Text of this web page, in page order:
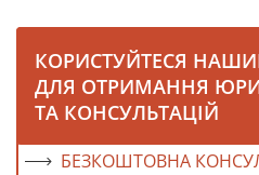
КОРИСТУЙТЕСЯ
ДЛЯ ОТРИМАННЯ
ТА КОНСУЛЬТАЦІЙ
БЕЗКОШТОВНА